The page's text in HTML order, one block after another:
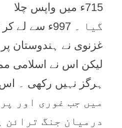
715ء میں واپس چلا
غزنوی نے ہندوستان
لیکن اس نے اسلامی
میں جب غوری اور
درمیان جنگ ترائن